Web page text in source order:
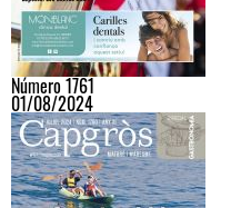
Número 1761
01/08/2024